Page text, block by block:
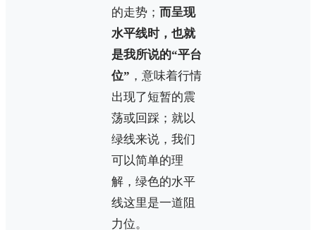
的走势； 而呈现
水平线时，也就
是我所说的“平台
位” ，意味着行情
出现了短暂的震
荡或回踩；就以
绿线来说，我们
可以简单的理
解，绿色的水平
线这里是一道阻
力位。